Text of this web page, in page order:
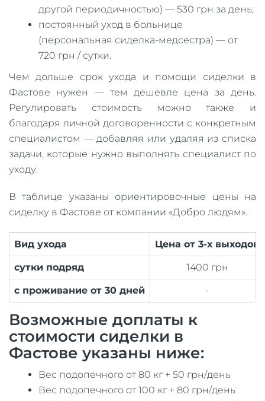
другой периодичностью) — 530 грн за день;
постоянный уход в больнице
(персональная сиделка-медсестра) — от
720 грн / сутки.
Чем дольше срок ухода и помощи сиделки в
Фастове нужен — тем дешевле цена за день.
Регулировать стоимость можно также и
благодаря личной договоренности с конкретным
специалистом — добавляя или удаляя из списка
задачи, которые нужно выполнять специалист по
уходу.
В таблице указаны ориентировочные цены на
сиделку в Фастове от компании «Добро людям».
Вид ухода Цена от 3-х выходов
сутки подряд 1400 грн
с проживание от 30 дней -
Возможные доплаты к
стоимости сиделки в
Фастове указаны ниже:
Вес подопечного от 80 кг + 50 грн/день
Вес подопечного от 100 кг + 80 грн/день